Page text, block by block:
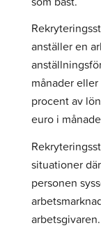
anställer en
månader
procent av
euro i
situationer
personen